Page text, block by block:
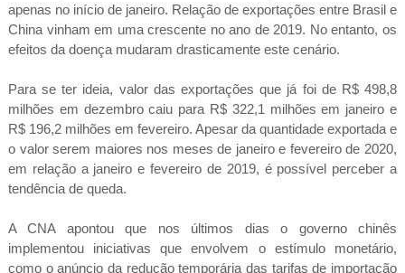
apenas no início de janeiro. Relação de exportações entre Brasil e
China vinham em uma crescente no ano de 2019. No entanto, os
efeitos da doença mudaram drasticamente este cenário.
Para se ter ideia, valor das exportações que já foi de R$ 498,8
milhões em dezembro caiu para R$ 322,1 milhões em janeiro e
R$ 196,2 milhões em fevereiro. Apesar da quantidade exportada e
o valor serem maiores nos meses de janeiro e fevereiro de 2020,
em relação a janeiro e fevereiro de 2019, é possível perceber a
tendência de queda.
A CNA apontou que nos últimos dias o governo chinês
implementou iniciativas que envolvem o estímulo monetário,
como o anúncio da redução temporária das tarifas de importação